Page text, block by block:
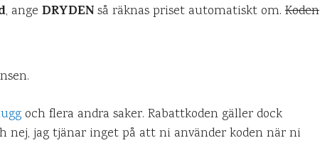
, ange DRYDENså räknas priset automatiskt om.Koden
och flera andra saker. Rabattkoden gäller dock
nej, jag tjänar inget på att ni använder koden när ni